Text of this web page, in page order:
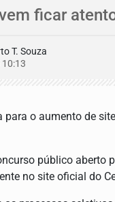
ficar
T. Souza
para o aumento de
público aberto
no site oficial do